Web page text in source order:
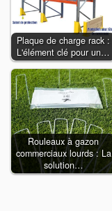
Plaque de charge rack :
L'élément clé pour un…
Rouleaux à gazon
commerciaux lourds : La
solution…